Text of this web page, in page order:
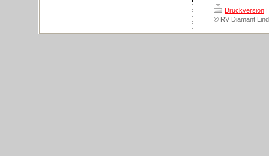
Druckversion |
© RV Diamant